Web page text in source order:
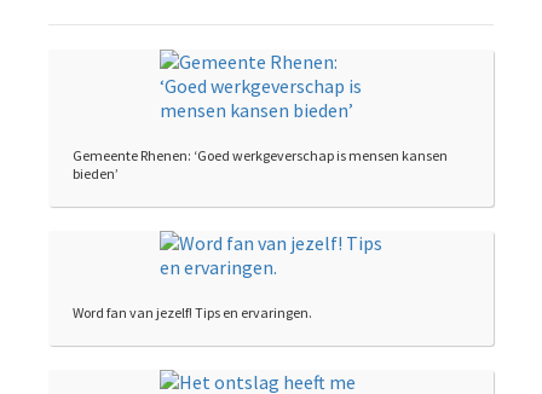
Gemeente Rhenen: ‘Goed werkgeverschap is mensen kansen
bieden’
Word fan van jezelf! Tips en ervaringen.